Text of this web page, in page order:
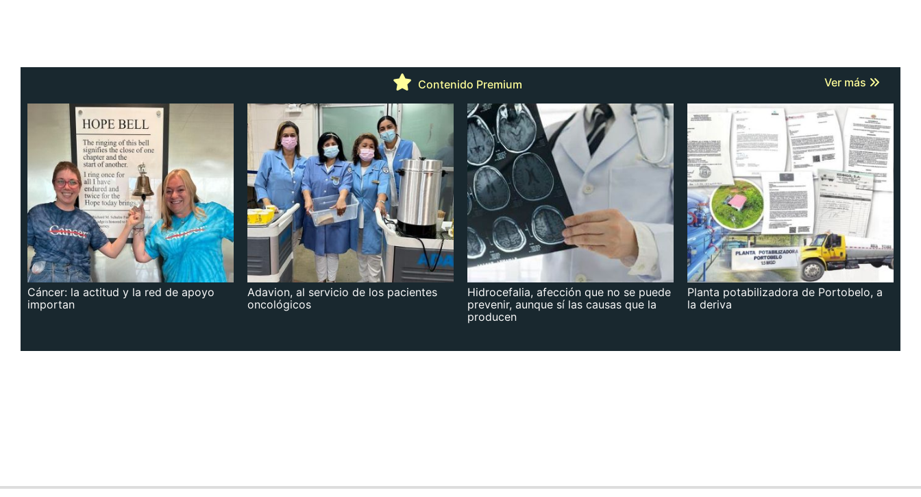
Contenido Premium Ver más
Cáncer: la actitud y la red de apoyo
importan
Adavion, al servicio de los pacientes
oncológicos
Hidrocefalia, afección que no se puede
prevenir, aunque sí las causas que la
producen
Planta potabilizadora de Portobelo, a
la deriva